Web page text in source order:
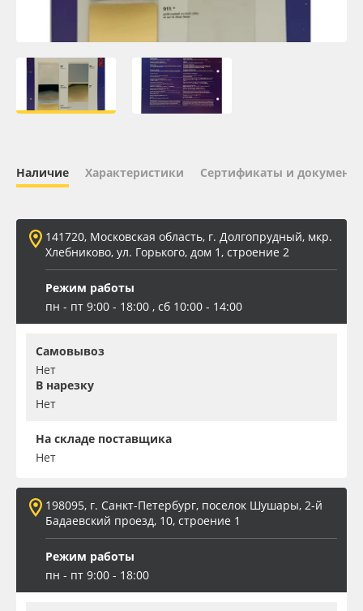
Orajet 3640
Плёнка монтажная Oratape
Вспененный ПВХ
Заготовки для сувениров
Наличие Характеристики Сертификаты и
141720, Московская область, г. Долгопрудный, мкр.
Хлебниково, ул. Горького, дом 1, строение 2
Режим работы
пн - пт 9:00 - 18:00 , сб 10:00 - 14:00
Самовывоз
Нет
В нарезку
Нет
На складе поставщика
Нет
198095, г. Санкт-Петербург, поселок Шушары, 2-й
Бадаевский проезд, 10, строение 1
Режим работы
пн - пт 9:00 - 18:00